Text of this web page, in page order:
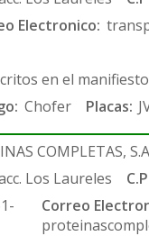
Electronico:
en el
Chofer Placas:
COMPLETAS,
Los Laureles
Correo